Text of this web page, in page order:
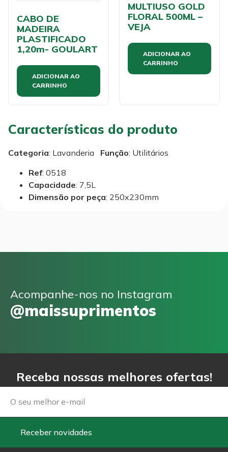
CABO DE
MADEIRA
PLASTIFICADO
1,20m- GOULART
ADICIONAR AO
CARRINHO
MULTIUSO GOLD
FLORAL 500ML –
VEJA
ADICIONAR AO
CARRINHO
Características do produto
Categoria: Lavanderia Função: Utilitários
Ref: 0518
Capacidade: 7,5L
Dimensão por peça: 250x230mm
Acompanhe-nos no Instagram
@maissuprimentos
Receba nossas melhores ofertas!
Email
Receber novidades